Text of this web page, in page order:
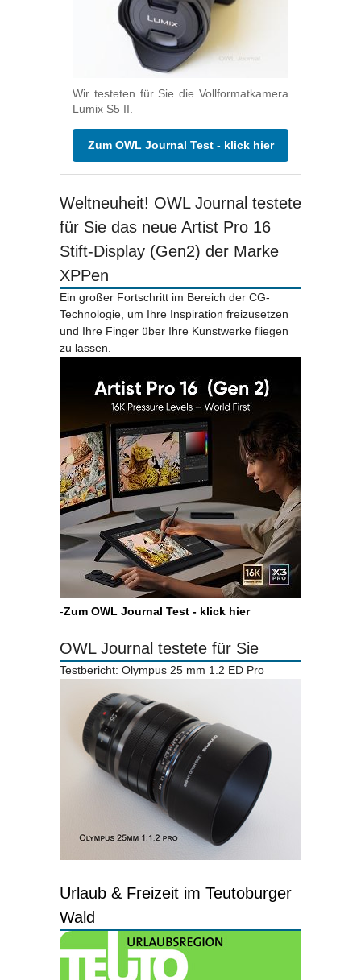
Wir testeten für Sie die Vollformatkamera
Lumix S5 II.
Zum OWL Journal Test - klick hier
Weltneuheit! OWL Journal testete
für Sie das neue Artist Pro 16
Stift-Display (Gen2) der Marke
XPPen
Ein großer Fortschritt im Bereich der CG-
Technologie, um Ihre Inspiration freizusetzen
und Ihre Finger über Ihre Kunstwerke fliegen
zu lassen.
-Zum OWL Journal Test - klick hier
OWL Journal testete für Sie
Testbericht: Olympus 25 mm 1.2 ED Pro
Urlaub & Freizeit im Teutoburger
Wald